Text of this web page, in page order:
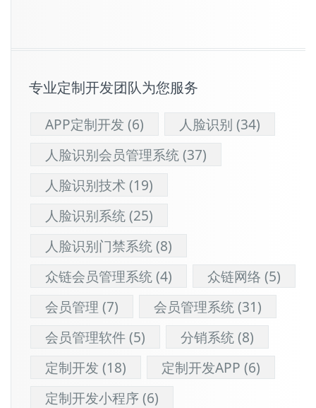
专业定制开发团队为您服务
APP定制开发 (6) 人脸识别 (34)
人脸识别会员管理系统(37)
人脸识别技术(19)
人脸识别系统(25)
人脸识别门禁系统(8)
众链会员管理系统(4) 众链网络 (5)
会员管理 (7) 会员管理系统(31)
会员管理软件(5) 分销系统(8)
定制开发 (18) 定制开发APP (6)
定制开发小程序(6)